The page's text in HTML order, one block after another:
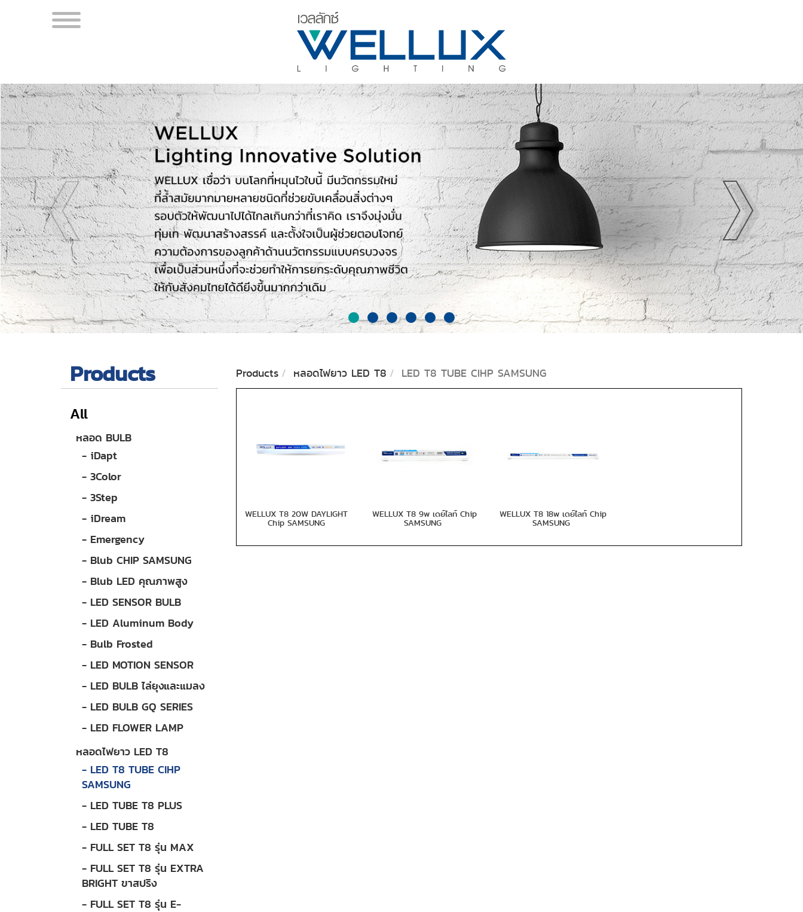
Products
All
หลอด BULB
- iDapt
- 3Color
- 3Step
- iDream
- Emergency
- Blub CHIP SAMSUNG
- Blub LED คุณภาพสูง
- LED SENSOR BULB
- LED Aluminum Body
- Bulb Frosted
- LED MOTION SENSOR
- LED BULB ไล่ยุงและแมลง
- LED BULB GQ SERIES
- LED FLOWER LAMP
หลอดไฟยาว LED T8
- LED T8 TUBE CIHP
SAMSUNG
- LED TUBE T8 PLUS
- LED TUBE T8
- FULL SET T8 รุ่น MAX
- FULL SET T8 รุ่น EXTRA
BRIGHT ขาสปริง
- FULL SET T8 รุ่น E-
Products หลอดไฟยาว LED T8 LED T8 TUBE CIHP SAMSUNG
WELLUX T8 20W DAYLIGHT
Chip SAMSUNG
WELLUX T8 9w เดย์ไลท์ Chip
SAMSUNG
WELLUX T8 18w เดย์ไลท์ Chip
SAMSUNG